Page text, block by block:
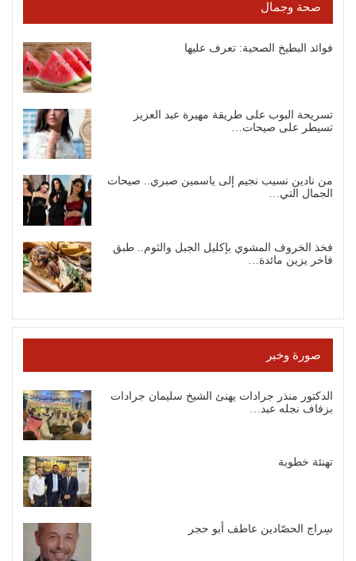
صحة وجمال
فوائد البطيخ الصحية: تعرف عليها
تسريحة البوب على طريقة مهيرة عبد العزيز
تسيطر على صيحات…
من نادين نسيب نجيم إلى ياسمين صبري.. صيحات
الجمال التي…
فخذ الخروف المشوي بإكليل الجبل والثوم.. طبق
فاخر يزين مائدة…
صورة وخبر
الدكتور منذر جرادات يهنئ الشيخ سليمان جرادات
بزفاف نجله عبد…
تهنئة خطوبة
سِراج الحصّادين عاطف أبو حجر